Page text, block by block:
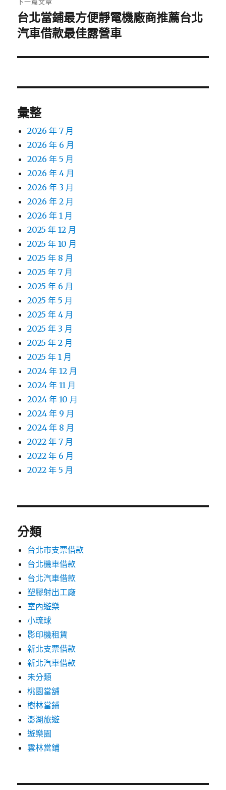
下
一
文
台北當鋪最方便靜電機廠商推薦台北
汽車借款最佳露營車
彙整
2026 年 7 月
2026 年 6 月
2026 年 5 月
2026 年 4 月
2026 年 3 月
2026 年 2 月
2026 年 1 月
2025 年 12 月
2025 年 10 月
2025 年 8 月
2025 年 7 月
2025 年 6 月
2025 年 5 月
2025 年 4 月
2025 年 3 月
2025 年 2 月
2025 年 1 月
2024 年 12 月
2024 年 11 月
2024 年 10 月
2024 年 9 月
2024 年 8 月
2022 年 7 月
2022 年 6 月
2022 年 5 月
分類
台北市支票借款
台北機車借款
台北汽車借款
塑膠射出工廠
室內遊樂
小琉球
影印機租賃
新北支票借款
新北汽車借款
未分類
桃園當舖
樹林當鋪
澎湖旅遊
遊樂園
雲林當鋪